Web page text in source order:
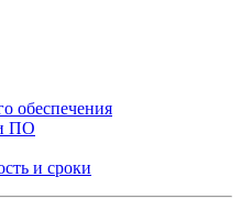
обеспечения
ПО
и сроки